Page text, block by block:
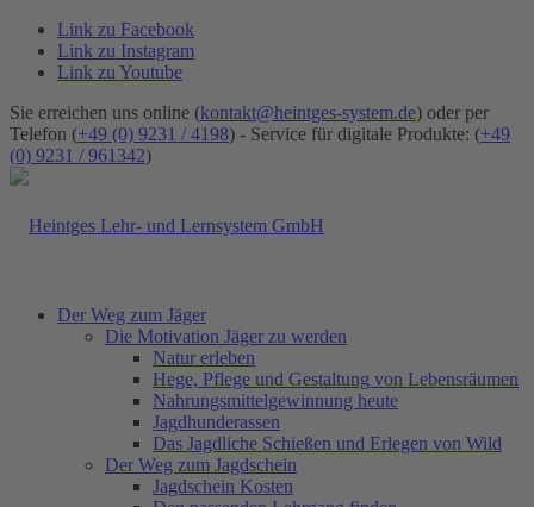
Link zu Facebook
Link zu Instagram
Link zu Youtube
Sie erreichen uns online (kontakt@heintges-system.de) oder per
Telefon (+49 (0) 9231 / 4198) - Service für digitale Produkte: (+49
(0) 9231 / 961342)
Der Weg zum Jäger
Die Motivation Jäger zu werden
Natur erleben
Hege, Pflege und Gestaltung von Lebensräumen
Nahrungsmittelgewinnung heute
Jagdhunderassen
Das Jagdliche Schießen und Erlegen von Wild
Der Weg zum Jagdschein
Jagdschein Kosten